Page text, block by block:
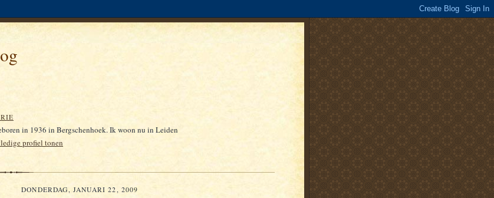
in 1936 in Bergschenhoek. Ik woon nu in Leiden
profiel tonen
DONDERDAG, JANUARI 22, 2009